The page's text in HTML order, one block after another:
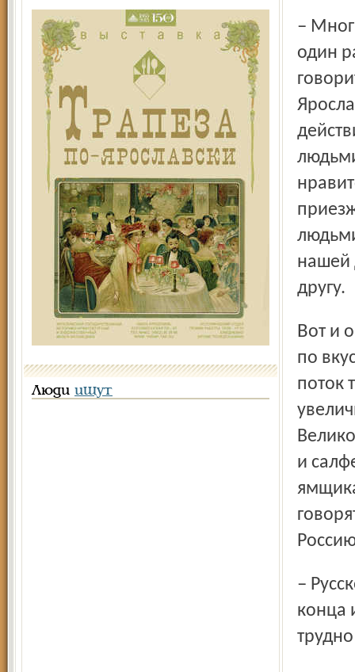
Люди ищут
– Многие жители Эксетера приезжают в Россию уже не
один
нашей
другу.
Вот и общение с гаврилов­ямцами пришлось гостям явно
по
поток
и
– Русское гостеприимство буквально поглощает, ему нет
конца